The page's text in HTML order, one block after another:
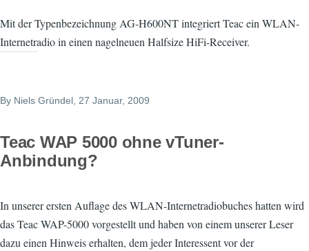
Mit der Typenbezeichnung AG-H600NT integriert Teac ein WLAN-
Internetradio in einen nagelneuen Halfsize HiFi-Receiver.
By Niels Gründel, 27 Januar, 2009
Teac WAP 5000 ohne vTuner-
Anbindung?
In unserer ersten Auflage des WLAN-Internetradiobuches hatten wird
das Teac WAP-5000 vorgestellt und haben von einem unserer Leser
dazu einen Hinweis erhalten, dem jeder Interessent vor der